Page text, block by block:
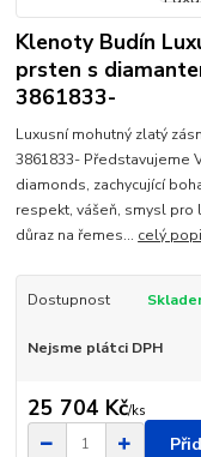
Klenoty Budín
prsten s
3861833-
Luxusní mohutný zlatý
3861833- Představujeme
diamonds, zachycující
respekt, vášeň, smysl
důraz na řemes... celý
Dostupnost
Nejsme plátci DPH
25 704 Kč/ks